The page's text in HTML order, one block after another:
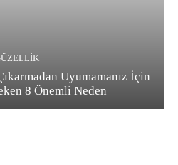
Uyumamanız İçin
8 Önemli Neden